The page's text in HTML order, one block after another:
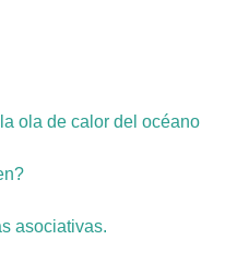
ola de calor del océano
asociativas.